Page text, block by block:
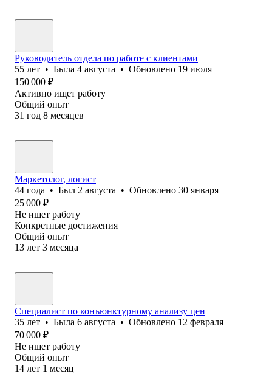
Руководитель отдела по работе с клиентами
55 лет • Была 4 августа • Обновлено 19 июля
150 000 ₽
Активно ищет работу
Общий опыт
31 год 8 месяцев
Маркетолог, логист
44 года • Был 2 августа • Обновлено 30 января
25 000 ₽
Не ищет работу
Конкретные достижения
Общий опыт
13 лет 3 месяца
Специалист по конъюнктурному анализу цен
35 лет • Была 6 августа • Обновлено 12 февраля
70 000 ₽
Не ищет работу
Общий опыт
14 лет 1 месяц